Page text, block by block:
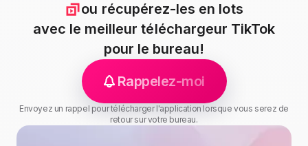
ou récupérez-les en lots
avec le meilleur téléchargeur TikTok
pour le bureau!
Rappelez-moi
Envoyez un rappel pour télécharger l'application lorsque vous serez de
retour sur votre bureau.